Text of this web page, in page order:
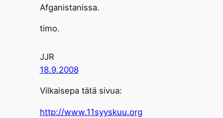
Afganistanissa.
timo.
JJR
18.9.2008
Vilkaisepa tätä sivua:
http://www.11syyskuu.org